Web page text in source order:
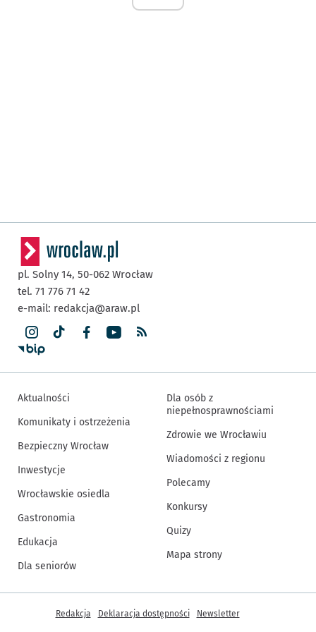
pl. Solny 14, 50-062 Wrocław
tel. 71 776 71 42
e-mail: redakcja@araw.pl
Aktualności
Komunikaty i ostrzeżenia
Bezpieczny Wrocław
Inwestycje
Wrocławskie osiedla
Gastronomia
Edukacja
Dla seniorów
Dla osób z
niepełnosprawnościami
Zdrowie we Wrocławiu
Wiadomości z regionu
Polecamy
Konkursy
Quizy
Mapa strony
Inne informacje
Redakcja Deklaracja dostępności Newsletter